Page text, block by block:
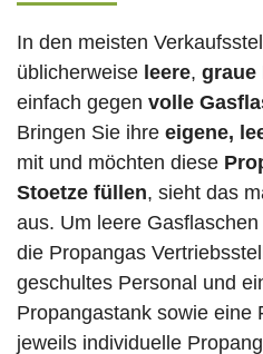
In den meisten
üblicherweise leere, graue
einfach gegen volle
Bringen Sie ihre eigene,
mit und möchten diese
Stoetze füllen, sieht das
aus. Um leere
die Propangas
geschultes Personal und
Propangastank sowie eine
jeweils individuelle